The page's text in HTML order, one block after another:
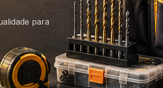
para